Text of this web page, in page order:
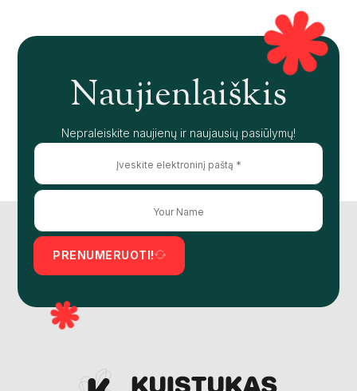
Naujienlaiškis
Nepraleiskite naujienų ir naujausių pasiūlymų!
PRENUMERUOTI!